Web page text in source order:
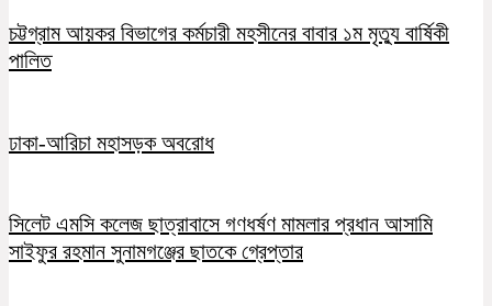
চট্টগ্রাম আয়কর বিভাগের কর্মচারী মহসীনের বাবার ১ম মৃত্যু বার্ষিকী
পালিত
ঢাকা-আরিচা মহাসড়ক অবরোধ
সিলেট এমসি কলেজ ছাত্রাবাসে গণধর্ষণ মামলার প্রধান আসামি
সাইফুর রহমান সুনামগঞ্জের ছাতকে গ্রেপ্তার